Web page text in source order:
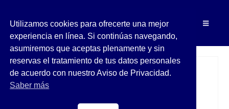
Utilizamos cookies para ofrecerte una mejor
experiencia en línea. Si continúas navegando,
asumiremos que aceptas plenamente y sin
reservas el tratamiento de tus datos personales
de acuerdo con nuestro Aviso de Privacidad.
Saber más